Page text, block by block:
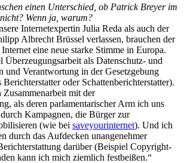
einen Unterschied, ob Patrick Breyer im
Wenn ja, warum?
Internetexpertin Julia Reda als auch der
Albrecht Brüssel verlassen, brauchen der
eine neue starke Stimme in Europa.
Überzeugungsarbeit als Datenschutz- und
und Verantwortung in der Gesetzgebung
oder Schattenberichterstatter).
mit der
als deren parlamentarischer Arm ich uns
Kampagnen, die Bürger zur
(wie bei saveyourinternet). Und ich
durch das Aufdecken unangenehmer
darüber (Beispiel Copyright-
kann ich mich ziemlich festbeißen.“